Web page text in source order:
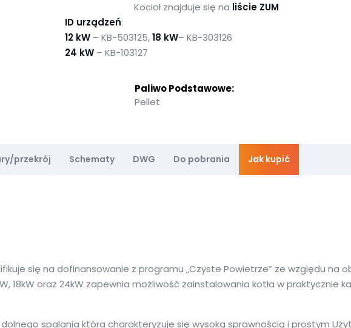
Kocioł znajduje się na liście ZUM
ID urządzeń:
12 kW – KB-503125,18 kW– KB-303126
24 kW – KB-103127
Paliwo Podstawowe:
Pellet
przekrój Schematy DWG Do pobrania Jak kupić
się na dofinansowanie z programu „Czyste Powietrze” ze względu na
18kW oraz 24kW zapewnia możliwość zainstalowania kotła w praktycznie
spalania która charakteryzuje się wysoką sprawnością i prostym